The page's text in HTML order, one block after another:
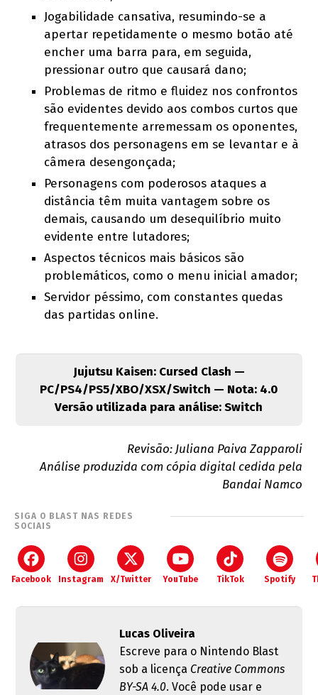
Jogabilidade cansativa, resumindo-se a
apertar repetidamente o mesmo botão até
encher uma barra para, em seguida,
pressionar outro que causará dano;
Problemas de ritmo e fluidez nos confrontos
são evidentes devido aos combos curtos que
frequentemente arremessam os oponentes,
atrasos dos personagens em se levantar e à
câmera desengonçada;
Personagens com poderosos ataques a
distância têm muita vantagem sobre os
demais, causando um desequilíbrio muito
evidente entre lutadores;
Aspectos técnicos mais básicos são
problemáticos, como o menu inicial amador;
Servidor péssimo, com constantes quedas
das partidas online.
Jujutsu Kaisen: Cursed Clash —
PC/PS4/PS5/XBO/XSX/Switch — Nota: 4.0
Versão utilizada para análise: Switch
Revisão: Juliana Paiva Zapparoli
Análise produzida com cópia digital cedida pela
Bandai Namco
SIGA O BLAST NAS REDES
SOCIAIS
Facebook Instagram X/Twitter YouTube TikTok Spotify
Lucas Oliveira
Escreve para o Nintendo Blast
sob a licença Creative Commons
BY-SA 4.0. Você pode usar e